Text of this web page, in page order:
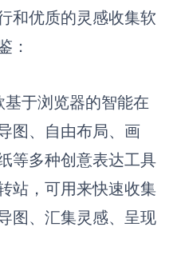
和优质的灵感收集软
：
基于浏览器的智能在
图、自由布局、画
等多种创意表达工具
站，可用来快速收集
图、汇集灵感、呈现